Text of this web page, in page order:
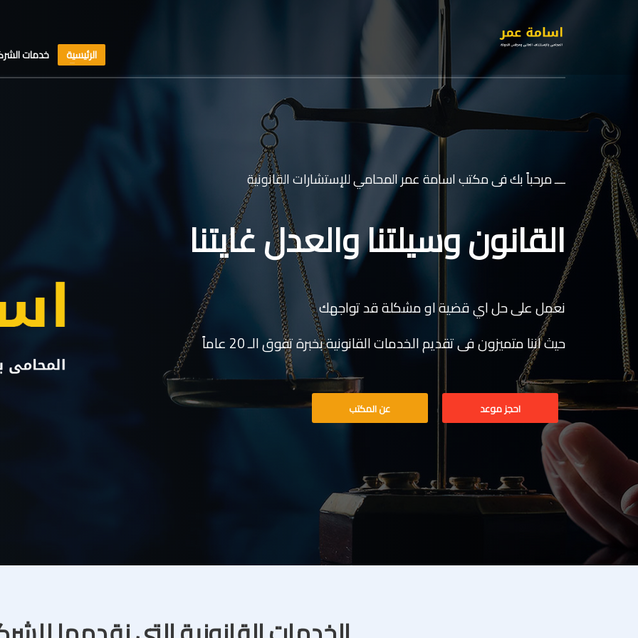
الرئيسية خدمات
ـــ مرحباً بك فى مكتب اسامة عمر المحامي للإستشارات القانونية
القانون وسيلتنا والعدل غايتنا
نعمل على حل اي قضية او مشكلة قد تواجهك
حيث اننا متميزون فى تقديم الخدمات القانونية بخبرة تفوق الـ 20 عاماً
احجز موعد عن المكتب